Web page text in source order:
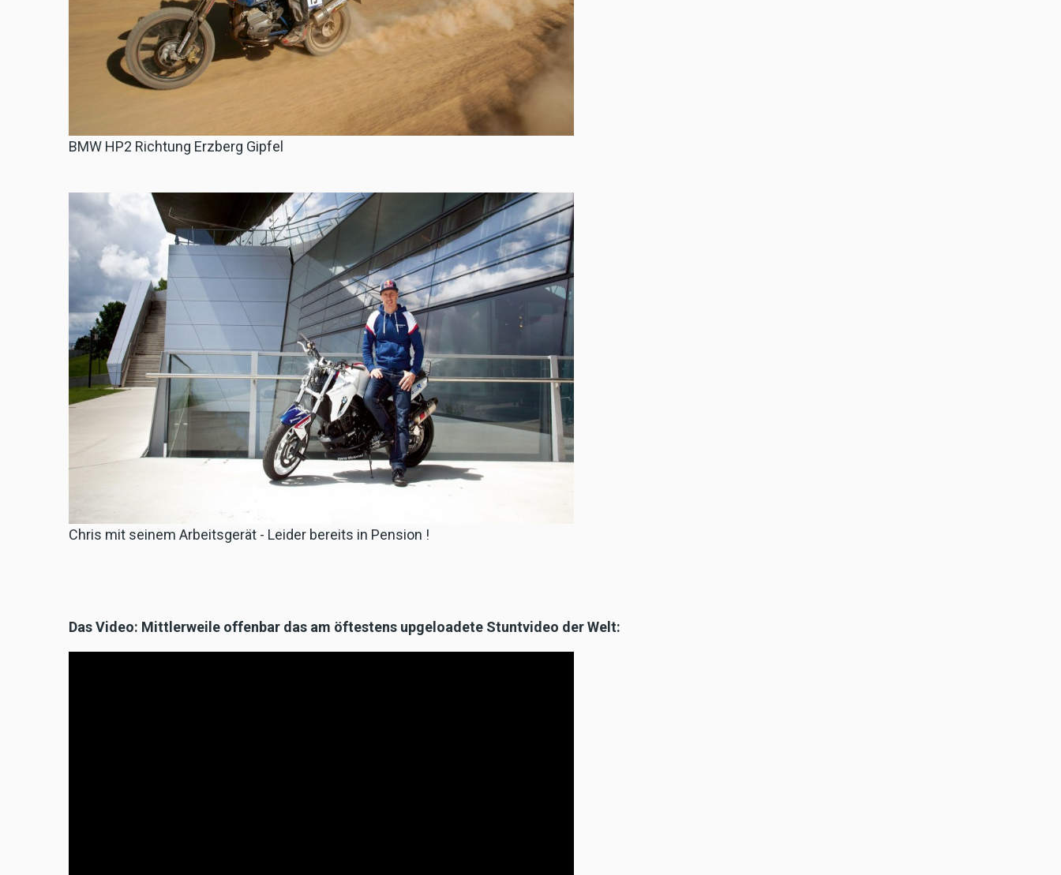
BMW HP2 Richtung Erzberg Gipfel
Chris mit seinem Arbeitsgerät - Leider bereits in Pension !
Das Video: Mittlerweile offenbar das am öftestens upgeloadete Stuntvideo der Welt: